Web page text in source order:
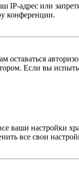
IP-адрес или
конференции.
оставаться
Если вы
ваши настройки
все свои